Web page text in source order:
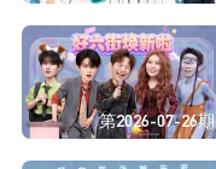
第2026-07-26期